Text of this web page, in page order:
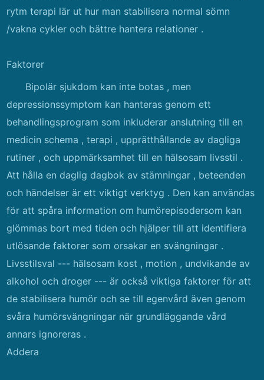
rytm terapi lär ut hur man stabilisera normal sömn
/vakna cykler och bättre hantera relationer .
Faktorer
Bipolär sjukdom kan inte botas , men
depressionssymptom kan hanteras genom ett
behandlingsprogram som inkluderar anslutning till en
medicin schema , terapi , upprätthållande av dagliga
rutiner , och uppmärksamhet till en hälsosam livsstil .
Att hålla en daglig dagbok av stämningar , beteenden
och händelser är ett viktigt verktyg . Den kan användas
för att spåra information om humörepisodersom kan
glömmas bort med tiden och hjälper till att identifiera
utlösande faktorer som orsakar en svängningar .
Livsstilsval --- hälsosam kost , motion , undvikande av
alkohol och droger --- är också viktiga faktorer för att
de stabilisera humör och se till egenvård även genom
svåra humörsvängningar när grundläggande vård
annars ignoreras .
Addera